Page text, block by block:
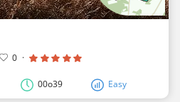
0 ·
00o39 Easy